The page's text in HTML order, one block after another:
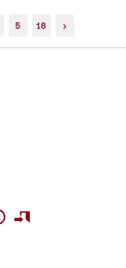
5 18 >